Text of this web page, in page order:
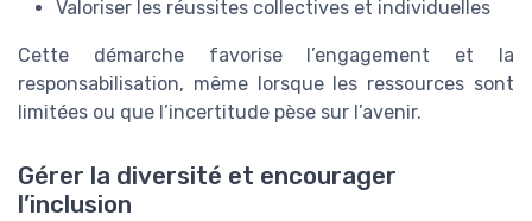
Valoriser les réussites collectives et individuelles
Cette démarche favorise l’engagement et la
responsabilisation, même lorsque les ressources sont
limitées ou que l’incertitude pèse sur l’avenir.
Gérer la diversité et encourager
l’inclusion